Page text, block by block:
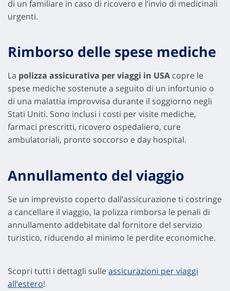
di un familiare in caso di ricovero e l’invio di medicinali
urgenti.
Rimborso delle spese mediche
La polizza assicurativa per viaggi in USA copre le
spese mediche sostenute a seguito di un infortunio o
di una malattia improvvisa durante il soggiorno negli
Stati Uniti. Sono inclusi i costi per visite mediche,
farmaci prescritti, ricovero ospedaliero, cure
ambulatoriali, pronto soccorso e day hospital.
Annullamento del viaggio
Se un imprevisto coperto dall’assicurazione ti costringe
a cancellare il viaggio, la polizza rimborsa le penali di
annullamento addebitate dal fornitore del servizio
turistico, riducendo al minimo le perdite economiche.
Scopri tutti i dettagli sulleassicurazioni per viaggi
all’estero!